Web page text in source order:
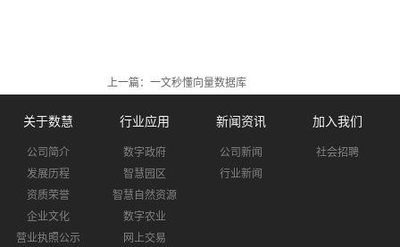
上一篇： 一文秒懂向量数据库
关于数慧
公司简介
发展历程
资质荣誉
企业文化
营业执照公示
行业应用
数字政府
智慧园区
智慧自然资源
数字农业
网上交易
新闻资讯
公司新闻
行业新闻
加入我们
社会招聘